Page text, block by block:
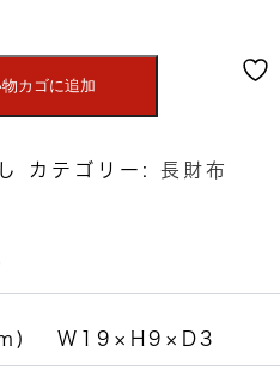
カゴに追加
カテゴリー: 長財布
W19×H9×D3